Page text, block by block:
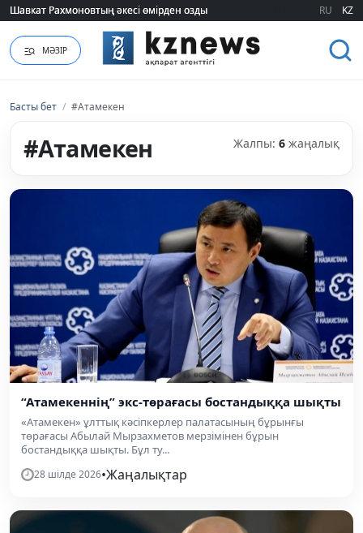
Шавкат Рахмоновтың әкесі өмірден озды
Шавкат Рахмоновтың әкесі өмірден озды RU KZ
МӘЗІР
Басты бет / #Атамекен
#Атамекен Жалпы: 6 жаңалық
“Атамекеннің” экс-төрағасы бостандыққа шықты
«Атамекен» ұлттық кәсіпкерлер палатасының бұрынғы
төрағасы Абылай Мырзахметов мерзімінен бұрын
бостандыққа шықты. Бұл ту...
28 шілде 2026•Жаңалықтар